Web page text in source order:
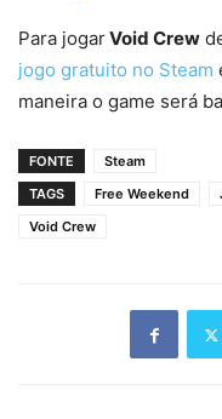
Para jogarVoid Crew
jogo gratuito no Steam
maneira o game será
FONTE
Steam
TAGS
Free Weekend
Void Crew